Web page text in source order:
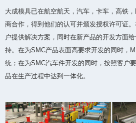
大成模具已在航空航天，汽车，卡车，高铁
商合作，得到他们的认可并颁发授权许可证
户提供解决方案，同时在新产品的开发方面
持。在为SMC产品表面高要求开发的同时，
统；在为SMC汽车件开发的同时，按照客户
品在生产过程中达到一体化。